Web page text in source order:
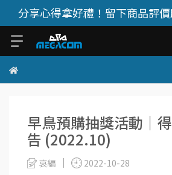
分享心得拿好禮！留下商品評價
早鳥預購抽獎活動｜
告 (2022.10)
哀編 2022-10-28